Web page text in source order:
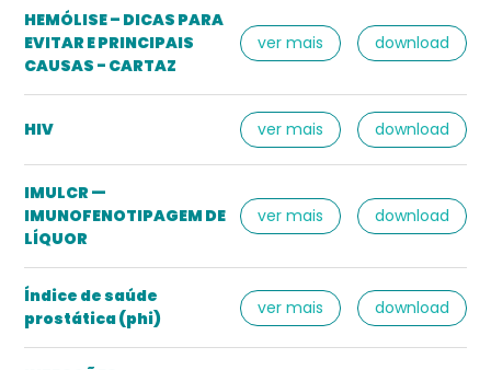
HEMÓLISE – DICAS PARA
EVITAR E PRINCIPAIS
CAUSAS - CARTAZ
ver mais download
HIV ver mais download
IMULCR —
IMUNOFENOTIPAGEM DE
LÍQUOR
ver mais download
Índice de saúde
prostática (phi)
ver mais download